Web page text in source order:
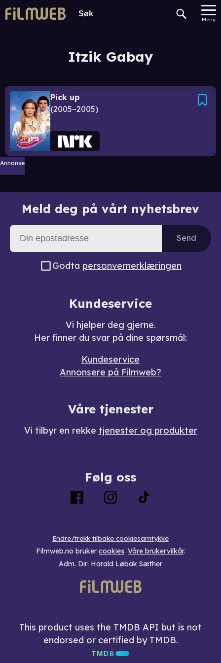
Meny
Itzik Gabay
Pick up
2005–2005
Annonse
Meld deg på vårt nyhetsbrev
Send
Godta personvernerklæringen
Kundeservice
Vi hjelper deg gjerne.
Her finner du svar på dine spørsmål:
Kundeservice
Annonsere på Filmweb?
Våre tjenester
Vi tilbyr en rekke tjenester og produkter
Følg oss
Endre/trekk tilbake cookiesamtykke
Filmweb.no bruker cookies. Våre brukervilkår.
Adm. Dir: Harald Løbak Sæther
This product uses the TMDB API but is not
endorsed or certified by TMDB.